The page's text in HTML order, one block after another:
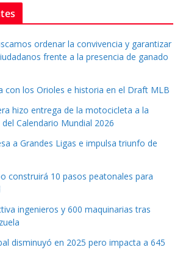
ordenar la convivencia y garantizar
frente a la presencia de ganado
con los Orioles e historia en el Draft MLB
hizo entrega de la motocicleta a la
Calendario Mundial 2026
a Grandes Ligas e impulsa triunfo de
construirá 10 pasos peatonales para
ingenieros y 600 maquinarias tras
disminuyó en 2025 pero impacta a 645